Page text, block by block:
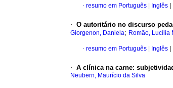
· resumo em Português Inglês
· O autoritário no discurso
Giorgenon, Daniela; Romão, Lucília
· resumo em Português Inglês
· A clínica na carne:
Neubern, Maurício da Silva